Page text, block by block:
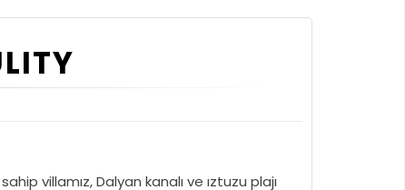
villamız, Dalyan kanalı ve ıztuzu plajı